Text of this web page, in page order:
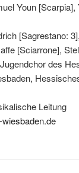
Youn [Scarpia],
[Sagrestano:
[Sciarrone],
des
Leitung